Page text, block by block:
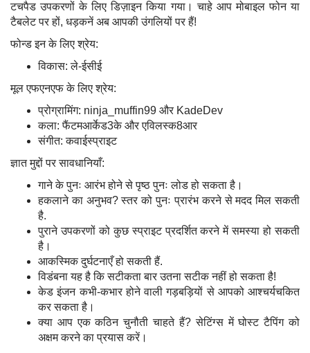
टचपैड उपकरणों के लिए डिज़ाइन किया गया। चाहे आप मोबाइल फोन या
टैबलेट पर हों, धड़कनें अब आपकी उंगलियों पर हैं!
फोन्ड इन के लिए श्रेय:
विकास: ले-ईसीई
मूल एफएनएफ के लिए श्रेय:
प्रोग्रामिंग: ninja_muffin99 और KadeDev
कला: फैंटमआर्केड3के और एविलस्क8आर
संगीत: कवाईस्प्राइट
ज्ञात मुद्दों पर सावधानियाँ:
गाने के पुनः आरंभ होने से पृष्ठ पुनः लोड हो सकता है।
हकलाने का अनुभव? स्तर को पुनः प्रारंभ करने से मदद मिल सकती
है.
पुराने उपकरणों को कुछ स्प्राइट प्रदर्शित करने में समस्या हो सकती
है।
आकस्मिक दुर्घटनाएँ हो सकती हैं.
विडंबना यह है कि सटीकता बार उतना सटीक नहीं हो सकता है!
केड इंजन कभी-कभार होने वाली गड़बड़ियों से आपको आश्चर्यचकित
कर सकता है।
क्या आप एक कठिन चुनौती चाहते हैं? सेटिंग्स में घोस्ट टैपिंग को
अक्षम करने का प्रयास करें।